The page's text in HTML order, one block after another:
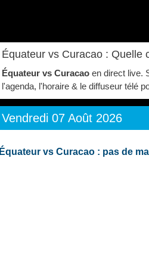
Équateur vs Curacao : Quelle
Équateur vs Curacao en direct live.
l'agenda, l'horaire & le diffuseur télé
Vendredi 07 Août 2026
Équateur vs Curacao : pas de